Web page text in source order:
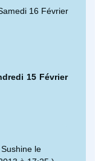
16 Février
15 Février
le